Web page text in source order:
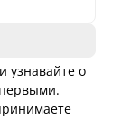
узнавайте о